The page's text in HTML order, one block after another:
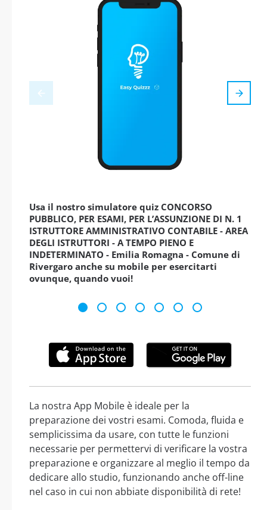
Usa il nostro simulatore quiz CONCORSO
PUBBLICO, PER ESAMI, PER L’ASSUNZIONE DI N. 1
ISTRUTTORE AMMINISTRATIVO CONTABILE - AREA
DEGLI ISTRUTTORI - A TEMPO PIENO E
INDETERMINATO - Emilia Romagna - Comune di
Rivergaro anche su mobile per esercitarti
ovunque, quando vuoi!
La nostra App Mobile è ideale per la
preparazione dei vostri esami. Comoda, fluida e
semplicissima da usare, con tutte le funzioni
necessarie per permettervi di verificare la vostra
preparazione e organizzare al meglio il tempo da
dedicare allo studio, funzionando anche off-line
nel caso in cui non abbiate disponibilità di rete!